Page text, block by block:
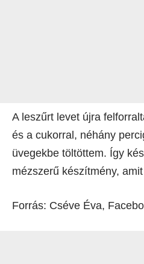
A leszűrt levet újra
és a cukorral, néhány
üvegekbe töltöttem. Így
mézszerű készítmény,
Forrás: Cséve Éva,